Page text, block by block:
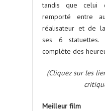
tandis que celui
remporté entre
réalisateur et de
ses 6 statuettes.
complète des
(Cliquez sur les
Meilleur film